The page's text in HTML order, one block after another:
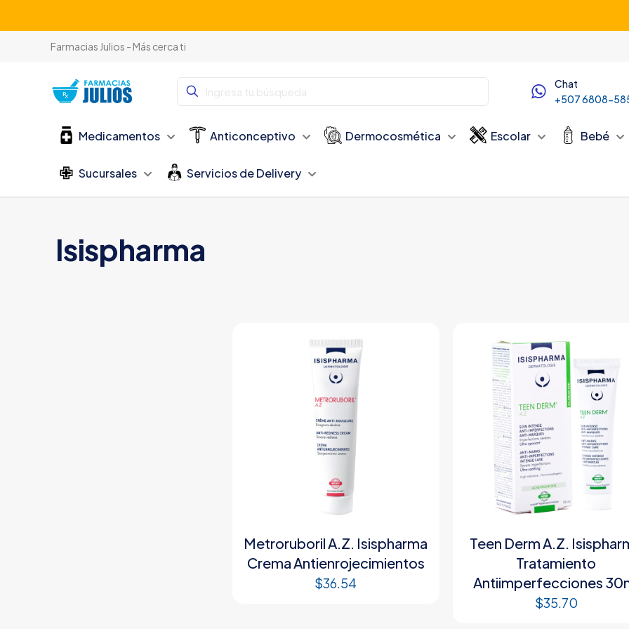
Farmacias Julios - Más cerca ti
Chat
+507 6808-
Medicamentos Anticonceptivo Dermocosmética Escolar Bebé
Sucursales Servicios de Delivery
Isispharma
Metroruboril A.Z. Isispharma
Crema Antienrojecimientos
$36.54
Teen Derm A.Z.
Tratamiento
Antiimperfecciones
$35.70